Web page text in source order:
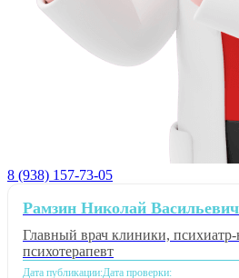
8 (938) 157-73-05
Рамзин Николай Васильевич
Главный врач клиники, психиатр-
психотерапевт
Дата публикации:Дата проверки: